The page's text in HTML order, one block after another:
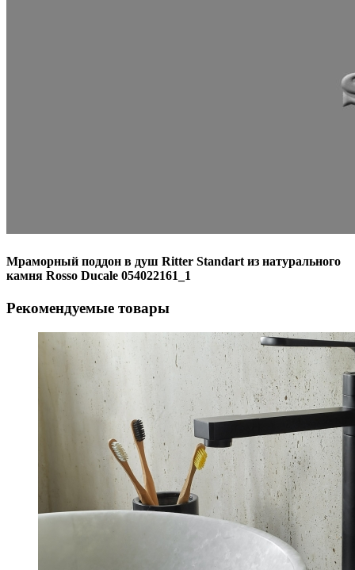
Мраморный поддон в душ Ritter Standart из натурального
камня Rosso Ducale 054022161_1
Рекомендуемые товары